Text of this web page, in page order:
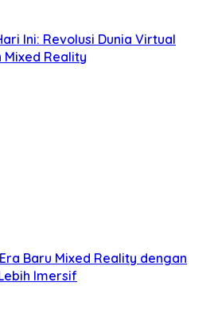
Ini: Revolusi Dunia Virtual
Mixed Reality
Baru Mixed Reality dengan
Imersif